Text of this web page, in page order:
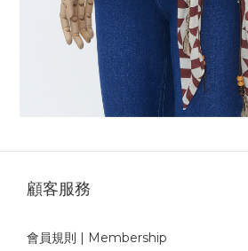
顧客服務
會員規則 | Membership